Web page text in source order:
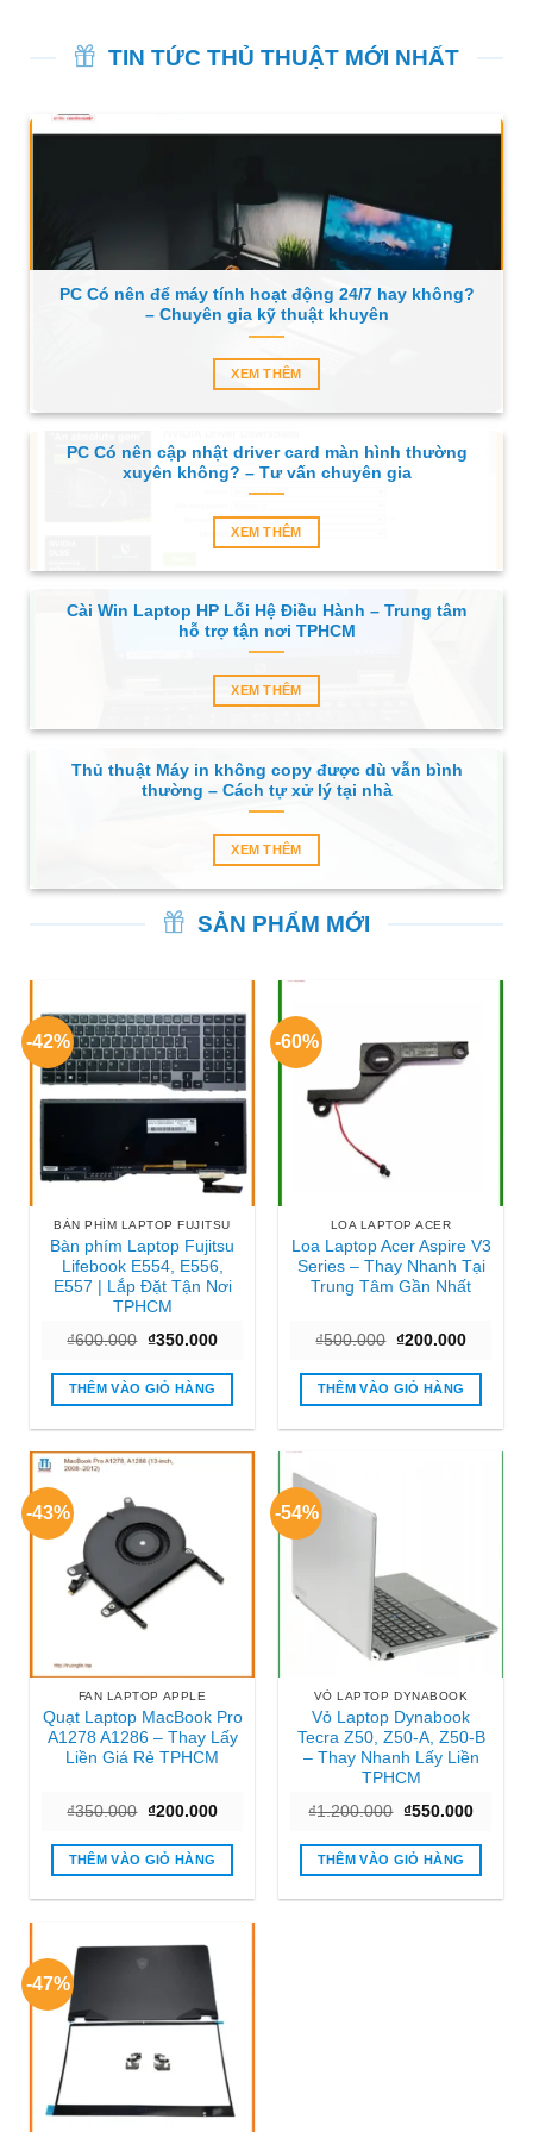
TIN TỨC THỦ THUẬT MỚI NHẤT
PC Có nên để máy tính hoạt động 24/7 hay không?
– Chuyên gia kỹ thuật khuyên
XEM THÊM
PC Có nên cập nhật driver card màn hình thường
xuyên không? – Tư vấn chuyên gia
XEM THÊM
Cài Win Laptop HP Lỗi Hệ Điều Hành – Trung tâm
hỗ trợ tận nơi TPHCM
XEM THÊM
Thủ thuật Máy in không copy được dù vẫn bình
thường – Cách tự xử lý tại nhà
XEM THÊM
SẢN PHẨM MỚI
-42%
BÀN PHÍM LAPTOP FUJITSU
Bàn phím Laptop Fujitsu
Lifebook E554, E556,
E557 | Lắp Đặt Tận Nơi
TPHCM
₫600.000 Giá
là:
₫600.000.
₫350.000Giá
tại
₫350.000.
THÊM VÀO GIỎ HÀNG
-60%
LOA LAPTOP ACER
Loa Laptop Acer Aspire V3
Series – Thay Nhanh Tại
Trung Tâm Gần Nhất
₫500.000 Giá
là:
₫500.000.
₫200.000Giá
tại
THÊM VÀO GIỎ HÀNG
-43%
FAN LAPTOP APPLE
Quạt Laptop MacBook Pro
A1278 A1286 – Thay Lấy
Liền Giá Rẻ TPHCM
₫350.000 Giá
là:
₫350.000.
₫200.000Giá
tại
₫200.000.
THÊM VÀO GIỎ HÀNG
-54%
VỎ LAPTOP DYNABOOK
Vỏ Laptop Dynabook
Tecra Z50, Z50-A, Z50-B
– Thay Nhanh Lấy Liền
TPHCM
₫1.200.000 Giá
là:
₫1.200.000.
₫550.000Giá
tại
THÊM VÀO GIỎ HÀNG
-47%